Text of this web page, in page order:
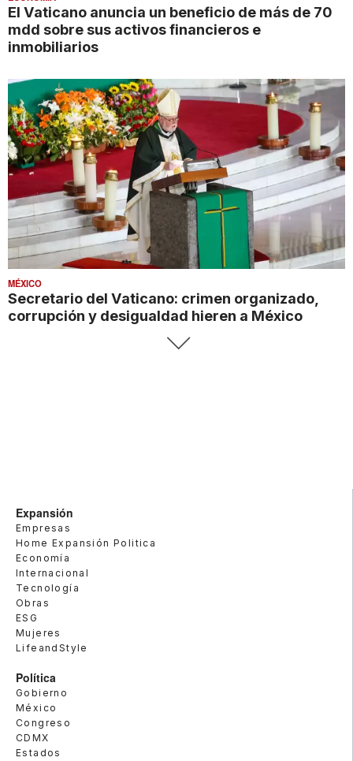
El Vaticano anuncia un beneficio de más de 70
mdd sobre sus activos financieros e
inmobiliarios
MÉXICO
Secretario del Vaticano: crimen organizado,
corrupción y desigualdad hieren a México
Expansión
Empresas
Home Expansión Politica
Economía
Internacional
Tecnología
Obras
ESG
Mujeres
LifeandStyle
Política
Gobierno
México
Congreso
CDMX
Estados